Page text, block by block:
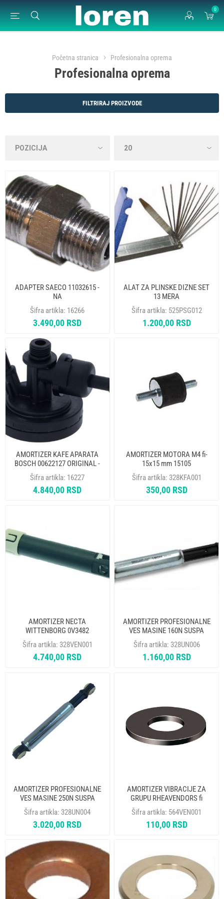
0
Početna stranica Profesionalna oprema
Profesionalna oprema
FILTRIRAJ PROIZVODE
ADAPTER SAECO 11032615 -
NA
Šifra artikla: 16266
3.490,00 RSD
ALAT ZA PLINSKE DIZNE SET
13 MERA
Šifra artikla: 525PSG012
1.200,00 RSD
AMORTIZER KAFE APARATA
BOSCH 00622127 ORIGINAL -
NA
Šifra artikla: 16227
4.840,00 RSD
AMORTIZER MOTORA M4 fi-
15x15 mm 15105
Šifra artikla: 328KFA001
350,00 RSD
AMORTIZER NECTA
WITTENBORG 0V3482
Šifra artikla: 328VEN001
4.740,00 RSD
AMORTIZER PROFESIONALNE
VES MASINE 160N SUSPA
3939AMMSU160
Šifra artikla: 328UN006
1.160,00 RSD
AMORTIZER PROFESIONALNE
VES MASINE 250N SUSPA
499006400 DANUBE
GRANDIMPIANTI KREBE TIPPO
LAVAMAC PRIMUS
Šifra artikla: 328UN004
3.020,00 RSD
AMORTIZER VIBRACIJE ZA
GRUPU RHEAVENDORS fi
16X6X2 mm 0250008042
Šifra artikla: 564VEN001
110,00 RSD